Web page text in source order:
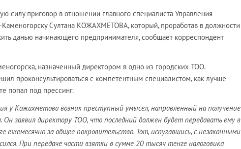
силу приговор в отношении главного специалиста Управления
Каменогорску Султана КОЖАХМЕТОВА, который, проработав в должности
данью начинающего предпринимателя, сообщает корреспондент
назначенный директором в одно из городских ТОО.
проконсультироваться с компетентным специалистом, как лучше
попал под прессинг.
у Кожахметова возник преступный умысел, направленный на получение
Он заявил директору ТОО, что последний должен будет передавать ему в
ежемесячно за общее покровительство. Тот, испугавшись, с незаконными
При передаче части взятки в сумме 20 тысяч тенге налоговика